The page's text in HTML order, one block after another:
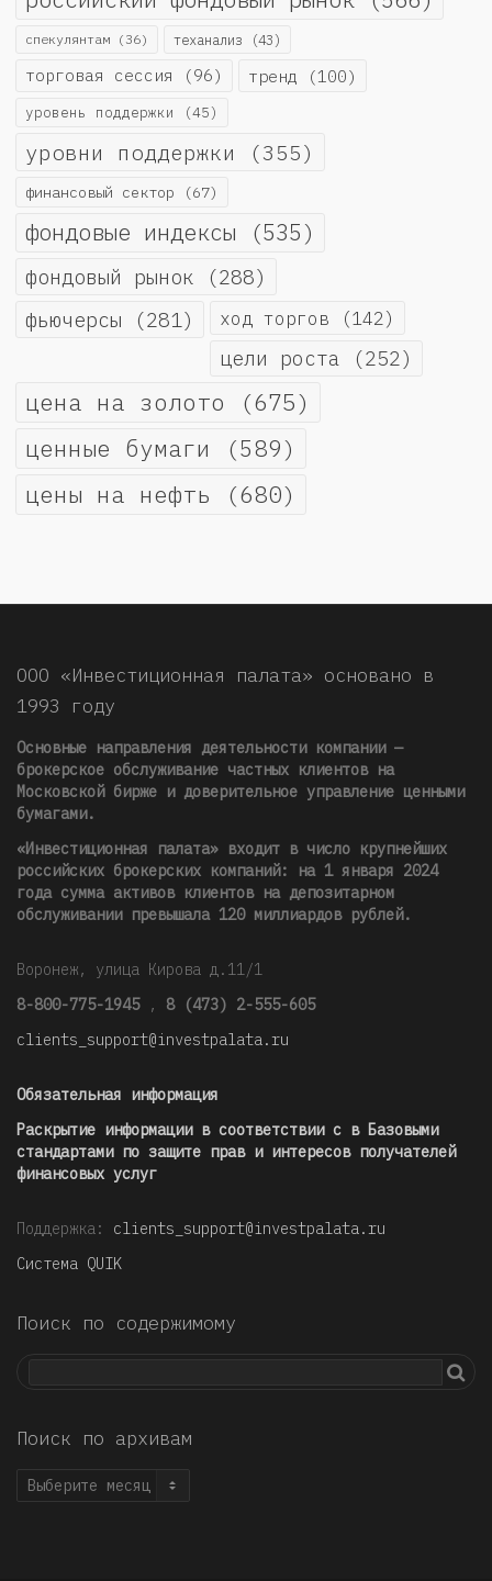
спекулянтам (36) теханализ (43)
торговая сессия (96) тренд (100)
уровень поддержки (45)
уровни поддержки (355)
финансовый сектор (67)
фондовые индексы (535)
фондовый рынок (288)
фьючерсы (281) ход торгов (142)
цели роста (252)
цена на золото (675)
ценные бумаги (589)
цены на нефть (680)
ООО «Инвестиционная палата» основано в
1993 году
Основные направления деятельности компании —
брокерское обслуживание частных клиентов на
Московской бирже и доверительное управление ценными
бумагами.
«Инвестиционная палата» входит в число крупнейших
российских брокерских компаний: на 1 января 2024
года сумма активов клиентов на депозитарном
обслуживании превышала 120 миллиардов рублей.
Воронеж, улица Кирова д.11/1
8-800-775-1945 , 8 (473) 2-555-605
clients_support@investpalata.ru
Обязательная информация
Раскрытие информации в соответствии с в Базовыми
стандартами по защите прав и интересов получателей
финансовых услуг
Поддержка: clients_support@investpalata.ru
Система QUIK
Поиск по содержимому
Поиск по архивам
Поиск